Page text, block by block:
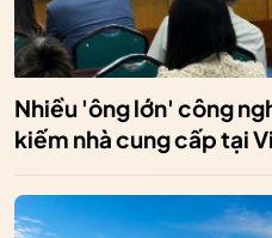
Nhiều 'ông lớn' công
kiếm nhà cung cấp tại